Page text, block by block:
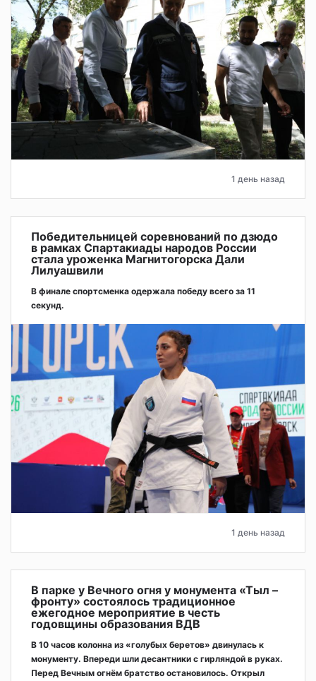
1 день назад
Победительницей соревнований по дзюдо
в рамках Спартакиады народов России
стала уроженка Магнитогорска Дали
Лилуашвили
В финале спортсменка одержала победу всего за 11
секунд.
1 день назад
В парке у Вечного огня у монумента «Тыл –
фронту» состоялось традиционное
ежегодное мероприятие в честь
годовщины образования ВДВ
В 10 часов колонна из «голубых беретов» двинулась к
монументу. Впереди шли десантники с гирляндой в руках.
Перед Вечным огнём братство остановилось. Открыл